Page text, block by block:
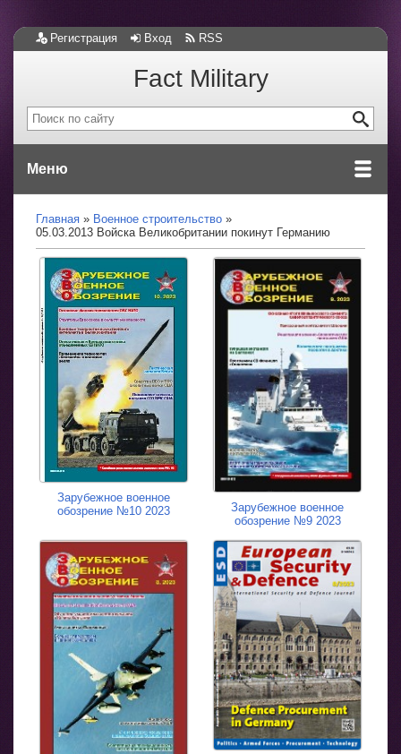
Регистрация Вход RSS
Fact Military
Меню
Главная
Военное строительство
05.03.2013 Войска Великобритании покинут Германию
Зарубежное военное
обозрение №10 2023
Зарубежное военное
обозрение №9 2023